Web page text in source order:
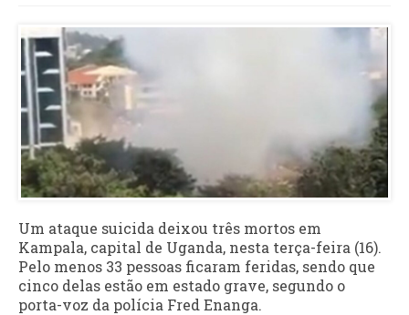
Um ataque suicida deixou três mortos em
Kampala, capital de Uganda, nesta terça-feira (16).
Pelo menos 33 pessoas ficaram feridas, sendo que
cinco delas estão em estado grave, segundo o
porta-voz da polícia Fred Enanga.